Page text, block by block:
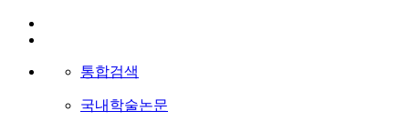
통합검색
국내학술논문